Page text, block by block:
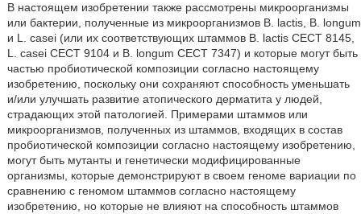
В настоящем изобретении также рассмотрены микроорганизмы
или бактерии, полученные из микроорганизмов В. lactis, В. longum
и L. casei (или их соответствующих штаммов В. lactis СЕСТ 8145,
L. casei СЕСТ 9104 и В. longum СЕСТ 7347) и которые могут быть
частью пробиотической композиции согласно настоящему
изобретению, поскольку они сохраняют способность уменьшать
и/или улучшать развитие атопического дерматита у людей,
страдающих этой патологией. Примерами штаммов или
микроорганизмов, полученных из штаммов, входящих в состав
пробиотической композиции согласно настоящему изобретению,
могут быть мутанты и генетически модифицированные
организмы, которые демонстрируют в своем геноме вариации по
сравнению с геномом штаммов согласно настоящему
изобретению, но которые не влияют на способность штаммов